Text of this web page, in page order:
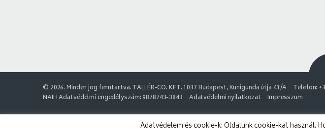
© 2026. Minden jog fenntartva. TALLÉR-CO. KFT. 1037 Budapest, Kunigunda útja 41/A Telefon:
NAIH Adatvédelmi engedélyszám: 9878743-3843
Adatvédelmi nyilatkozat Impresszum
Adatvédelem és cookie-k: Oldalunk cookie-kat használ.